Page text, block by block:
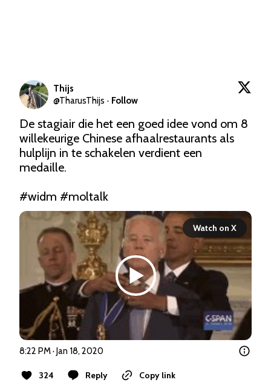
Thijs
@TharusThijs · Follow
De stagiair die het een goed idee vond om 8
willekeurige Chinese afhaalrestaurants als
hulplijn in te schakelen verdient een
medaille.
#widm #moltalk
Watch on X
8:22 PM · Jan 18, 2020
324 Reply
Copy link